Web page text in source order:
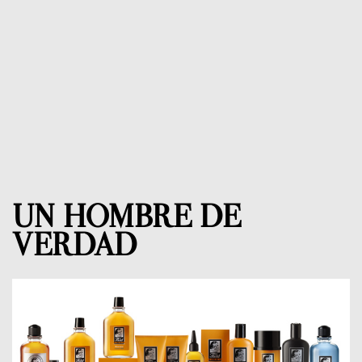
UN HOMBRE DE
VERDAD